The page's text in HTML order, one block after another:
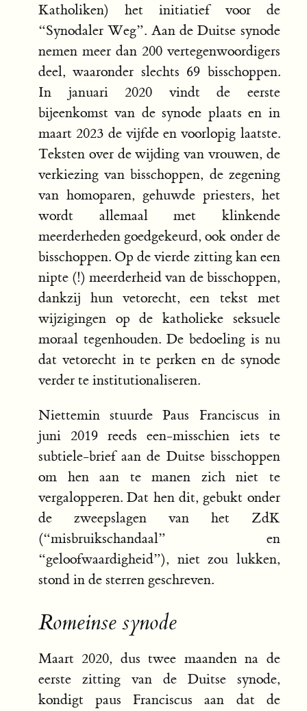
Katholiken) het initiatief voor de
“Synodaler Weg”. Aan de Duitse synode
nemen meer dan 200 vertegenwoordigers
deel, waaronder slechts 69 bisschoppen.
In januari 2020 vindt de eerste
bijeenkomst van de synode plaats en in
maart 2023 de vijfde en voorlopig laatste.
Teksten over de wijding van vrouwen, de
verkiezing van bisschoppen, de zegening
van homoparen, gehuwde priesters, het
wordt allemaal met klinkende
meerderheden goedgekeurd, ook onder de
bisschoppen. Op de vierde zitting kan een
nipte (!) meerderheid van de bisschoppen,
dankzij hun vetorecht, een tekst met
wijzigingen op de katholieke seksuele
moraal tegenhouden. De bedoeling is nu
dat vetorecht in te perken en de synode
verder te institutionaliseren.
Niettemin stuurde Paus Franciscus in
juni 2019 reeds een-misschien iets te
subtiele-brief aan de Duitse bisschoppen
om hen aan te manen zich niet te
vergalopperen. Dat hen dit, gebukt onder
de zweepslagen van het ZdK
(“misbruikschandaal” en
“geloofwaardigheid”), niet zou lukken,
stond in de sterren geschreven.
Romeinse synode
Maart 2020, dus twee maanden na de
eerste zitting van de Duitse synode,
kondigt paus Franciscus aan dat de